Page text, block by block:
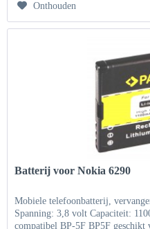
Onthouden
Batterij voor Nokia 6290
Mobiele telefoonbatterij,
Spanning: 3,8 volt Capaciteit:
compatibel BP-5F BP5F